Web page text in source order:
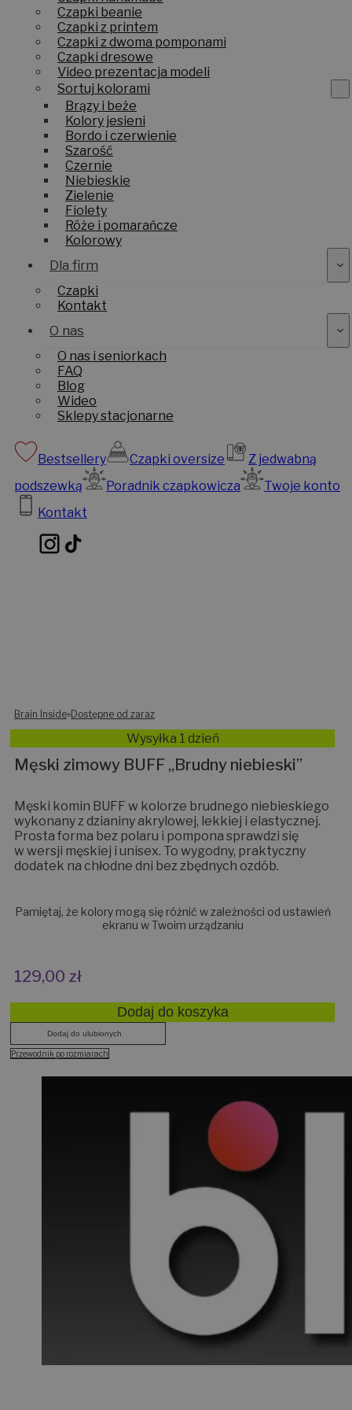
Czapki beanie
Czapki z printem
Czapki z dwoma pomponami
Czapki dresowe
Video prezentacja modeli
Sortuj kolorami
Brązy i beże
Kolory jesieni
Bordo i czerwienie
Szarość
Czernie
Niebieskie
Zielenie
Fiolety
Róże i pomarańcze
Kolorowy
Dla firm
Czapki
Kontakt
O nas
O nas i seniorkach
FAQ
Blog
Wideo
Sklepy stacjonarne
Bestsellery Czapki oversize
Z jedwabną
podszewką
Poradnik czapkowicza
Twoje konto
Kontakt
Brain Inside»Dostępne od zaraz
Wysyłka 1 dzień
Męski zimowy BUFF „Brudny niebieski”
Męski komin BUFF w kolorze brudnego niebieskiego
wykonany z dzianiny akrylowej, lekkiej i elastycznej.
Prosta forma bez polaru i pompona sprawdzi się
w wersji męskiej i unisex. To wygodny, praktyczny
dodatek na chłodne dni bez zbędnych ozdób.
Pamiętaj, że kolory mogą się różnić w zależności od ustawień
ekranu w Twoim urządzaniu
129,00 zł
Dodaj do koszyka
Dodaj do ulubionych
Przewodnik po rozmiarach